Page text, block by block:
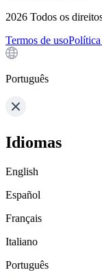
2026 Todos os
Termos de uso
Português
Idiomas
English
Español
Français
Italiano
Português